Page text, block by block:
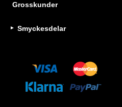
Grosskunder
Smyckesdelar